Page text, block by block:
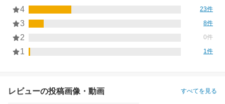
4 23件
3 8件
2 0件
1 1件
レビューの投稿画像・動画 すべてを見る